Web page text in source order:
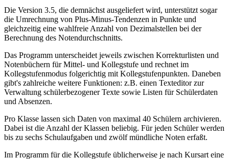
Die Version 3.5, die demnächst ausgeliefert wird, unterstützt sogar
die Umrechnung von Plus-Minus-Tendenzen in Punkte und
gleichzeitig eine wahlfreie Anzahl von Dezimalstellen bei der
Berechnung des Notendurchschnitts.
Das Programm unterscheidet jeweils zwischen Korrekturlisten und
Notenbüchern für Mittel- und Kollegstufe und rechnet im
Kollegstufenmodus folgerichtig mit Kollegstufenpunkten. Daneben
gibt's zahlreiche weitere Funktionen: z.B. einen Texteditor zur
Verwaltung schülerbezogener Texte sowie Listen für Schülerdaten
und Absenzen.
Pro Klasse lassen sich Daten von maximal 40 Schülern archivieren.
Dabei ist die Anzahl der Klassen beliebig. Für jeden Schüler werden
bis zu sechs Schulaufgaben und zwölf mündliche Noten erfaßt.
Im Programm für die Kollegstufe üblicherweise je nach Kursart eine